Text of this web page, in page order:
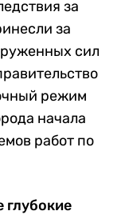
за
за
сил
режим
начала
работ по